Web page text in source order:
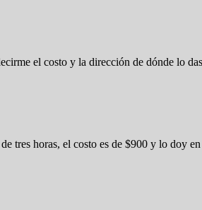
el costo y la dirección de dónde lo
tres horas, el costo es de $900 y lo